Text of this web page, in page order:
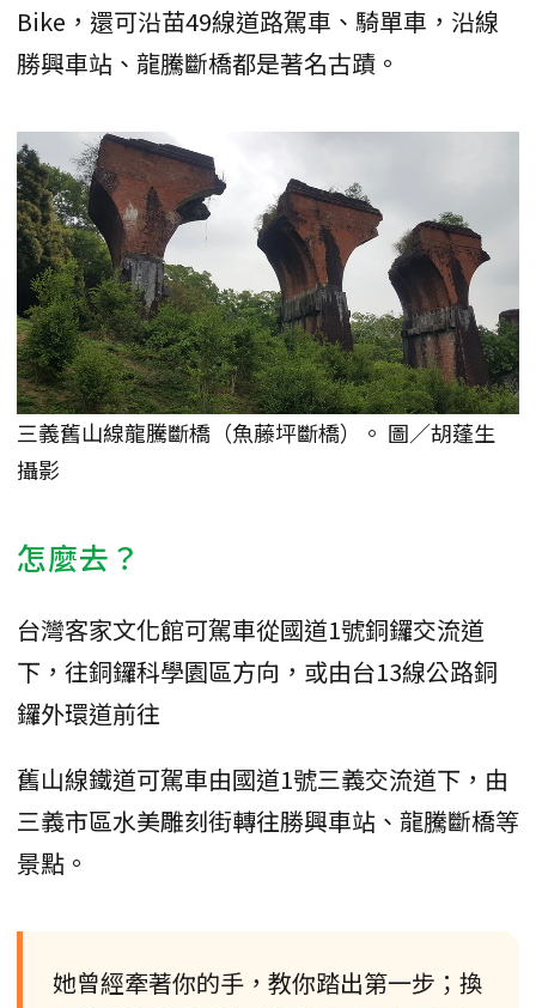
Bike，還可沿苗49線道路駕車、騎單車，沿線
勝興車站、龍騰斷橋都是著名古蹟。
三義舊山線龍騰斷橋（魚藤坪斷橋）。 圖／胡蓬生
攝影
怎麼去？
台灣客家文化館可駕車從國道1號銅鑼交流道
下，往銅鑼科學園區方向，或由台13線公路銅
鑼外環道前往
舊山線鐵道可駕車由國道1號三義交流道下，由
三義市區水美雕刻街轉往勝興車站、龍騰斷橋等
景點。
她曾經牽著你的手，教你踏出第一步；換